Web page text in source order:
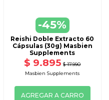
-45%
Reishi Doble Extracto 60
Cápsulas (30g) Masbien
Supplements
$ 9.895 $ 17.990
Masbien Supplements
AGREGAR A CARRO